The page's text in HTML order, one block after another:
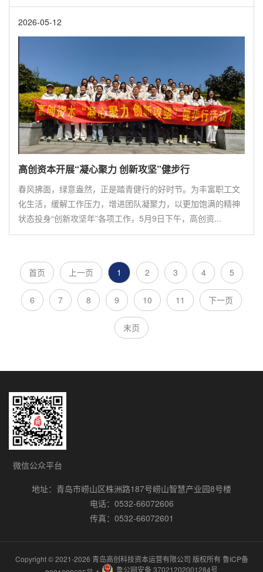
2026-05-12
高创资本开展“凝心聚力 创新攻坚”健步行
春风拂面，绿意盎然，正是踏青健行的好时节。为丰富职工文
化生活，缓解工作压力，增进团队凝聚力，以更加饱满的精神
状态投身“创新攻坚年”各项工作，5月9日下午，高创资...
首页 上一页 1 2 3 4 5
6 7 8 9 10 11 下一页
末页
微信公众平台
地址：青岛市崂山区株洲路187号崂山智慧产业园8号楼
电话：0532-66072606
传真：0532-66072601
Copyright © 2021-2026 青岛高创科技资本运营有限公司 版权所有 鲁ICP备
鲁公网安备 37021202001284号